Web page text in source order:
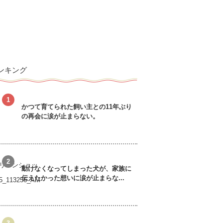
キング
かつて育てられた飼い主との11年ぶり
の再会に涙が止まらない。
動けなくなってしまった犬が、家族に
伝えたかった想いに涙が止まらな...